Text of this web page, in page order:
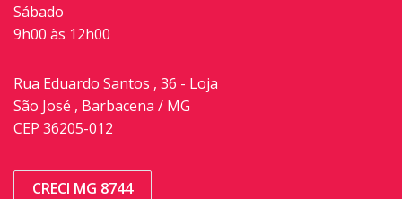
Sábado
9h00 às 12h00
Rua Eduardo Santos , 36 - Loja
São José , Barbacena / MG
CEP 36205-012
CRECI MG 8744